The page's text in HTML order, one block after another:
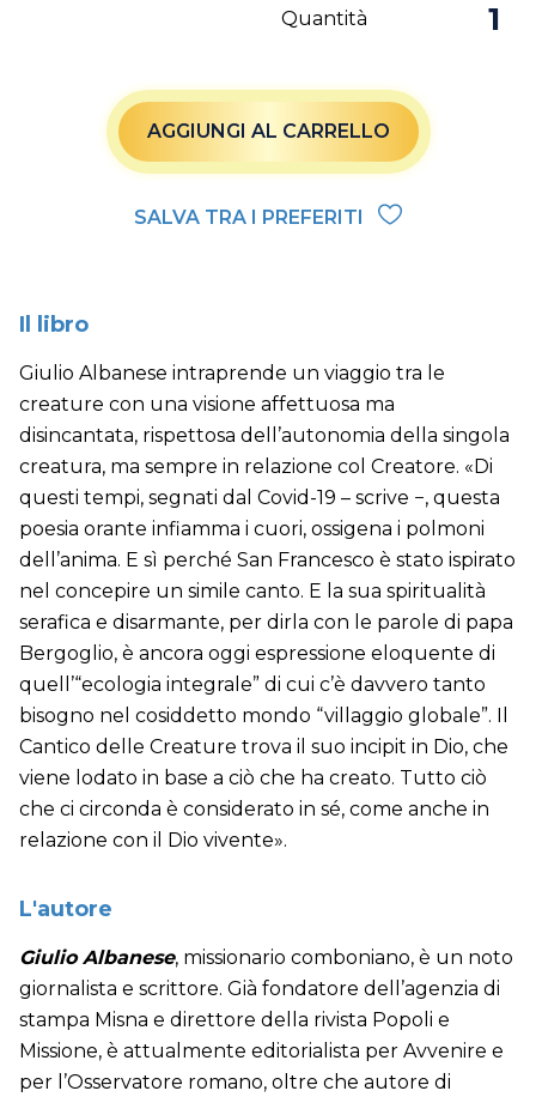
Quantità
AGGIUNGI AL CARRELLO
SALVA TRA I PREFERITI
Il libro
Giulio Albanese intraprende un viaggio tra le
creature con una visione affettuosa ma
disincantata, rispettosa dell’autonomia della singola
creatura, ma sempre in relazione col Creatore. «Di
questi tempi, segnati dal Covid-19 – scrive −, questa
poesia orante infiamma i cuori, ossigena i polmoni
dell’anima. E sì perché San Francesco è stato ispirato
nel concepire un simile canto. E la sua spiritualità
serafica e disarmante, per dirla con le parole di papa
Bergoglio, è ancora oggi espressione eloquente di
quell’“ecologia integrale” di cui c’è davvero tanto
bisogno nel cosiddetto mondo “villaggio globale”. Il
Cantico delle Creature trova il suo incipit in Dio, che
viene lodato in base a ciò che ha creato. Tutto ciò
che ci circonda è considerato in sé, come anche in
relazione con il Dio vivente».
L'autore
Giulio Albanese, missionario comboniano, è un noto
giornalista e scrittore. Già fondatore dell’agenzia di
stampa Misna e direttore della rivista Popoli e
Missione, è attualmente editorialista per Avvenire e
per l’Osservatore romano, oltre che autore di